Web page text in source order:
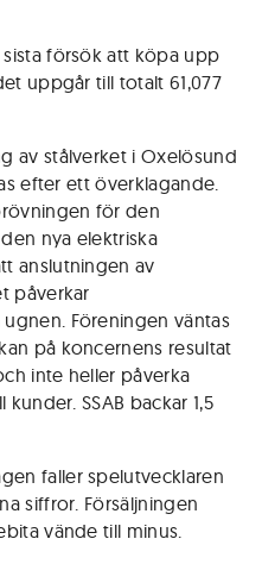
försök att köpa upp
uppgår till totalt 61,077
av stålverket i Oxelösund
efter ett överklagande.
för den
nya elektriska
anslutningen av
påverkar
Föreningen väntas
på koncernens resultat
inte heller påverka
SSAB backar 1,5
faller spelutvecklaren
siffror. Försäljningen
vände till minus.